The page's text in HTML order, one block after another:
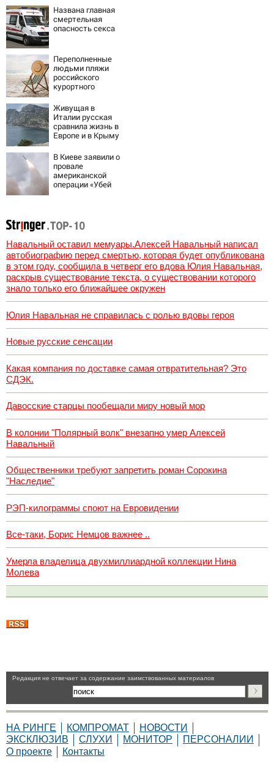
Россию и Китай:
это инструмент
первого
массированного
Названа главная
смертельная
опасность секса
Переполненные
людьми пляжи
российского
курортного
видео
Живущая в
Италии русская
сравнила жизнь в
Европе и в Крыму
В Киеве заявили о
провале
американской
операции «Убей
Навальный оставил мемуары.Алексей Навальный написал
автобиографию перед смертью, которая будет опубликована
в этом году, сообщила в четверг его вдова Юлия Навальная,
раскрыв существование текста, о существовании которого
знало только его ближайшее окружен
Юлия Навальная не справилась с ролью вдовы героя
Новые русские сенсации
Какая компания по доставке самая отвратительная? Это
СДЭК.
Давосские старцы пообещали миру новый мор
В колонии "Полярный волк" внезапно умер Алексей
Навальный
Общественники требуют запретить роман Сорокина
"Наследие"
РЭП-килограммы споют на Евровидении
Все-таки, Борис Немцов важнее ..
Умерла владелица двухмиллиардной коллекции Нина
Молева
Pедакция не отвечает за содержание заимствованных материалов
НА РИНГЕ КОМПРОМАТ
НОВОСТИ
ЭКСКЛЮЗИВ
СЛУХИ МОНИТОР
ПЕРСОНАЛИИ
О проекте
Контакты